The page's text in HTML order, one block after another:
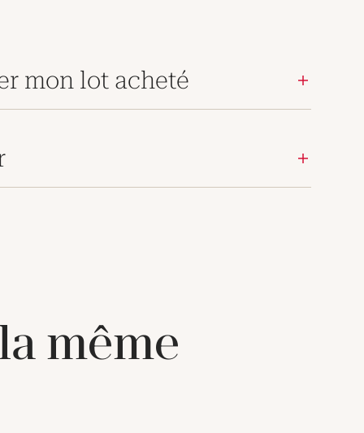
mon lot acheté
même